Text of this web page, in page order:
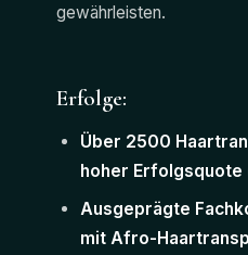
gewährleisten.
Erfolge:
Über 2500
hoher
Ausgeprägte
mit Afro-